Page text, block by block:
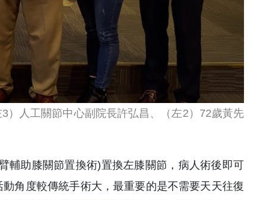
）人工關節中心副院長許弘昌、（左2）72歲黃先
輔助膝關節置換術)置換左膝關節，病人術後即可
角度較傳統手術大，最重要的是不需要天天往復